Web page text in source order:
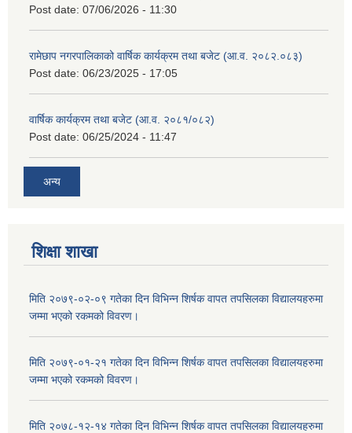
Post date: 07/06/2026 - 11:30
रामेछाप नगरपालिकाको वार्षिक कार्यक्रम तथा बजेट (आ.व. २०८२.०८३)
Post date: 06/23/2025 - 17:05
वार्षिक कार्यक्रम तथा बजेट (आ.व. २०८१/०८२)
Post date: 06/25/2024 - 11:47
अन्य
शिक्षा शाखा
मिति २०७९-०२-०९ गतेका दिन विभिन्न शिर्षक वापत तपसिलका विद्यालयहरुमा
जम्मा भएको रकमको विवरण।
मिति २०७९-०१-२१ गतेका दिन विभिन्न शिर्षक वापत तपसिलका विद्यालयहरुमा
जम्मा भएको रकमको विवरण।
मिति २०७८-१२-१४ गतेका दिन विभिन्न शिर्षक वापत तपसिलका विद्यालयहरुमा